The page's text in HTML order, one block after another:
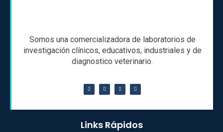
Somos una comercializadora de laboratorios de
investigación clínicos, educativos, industriales y de
diagnostico veterinario.
Links Rápidos